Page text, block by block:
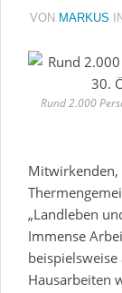
VON MARKUS IN
Rund 2.000
Mitwirkenden,
„Landleben
Immense
beispielsweise
Hausarbeiten